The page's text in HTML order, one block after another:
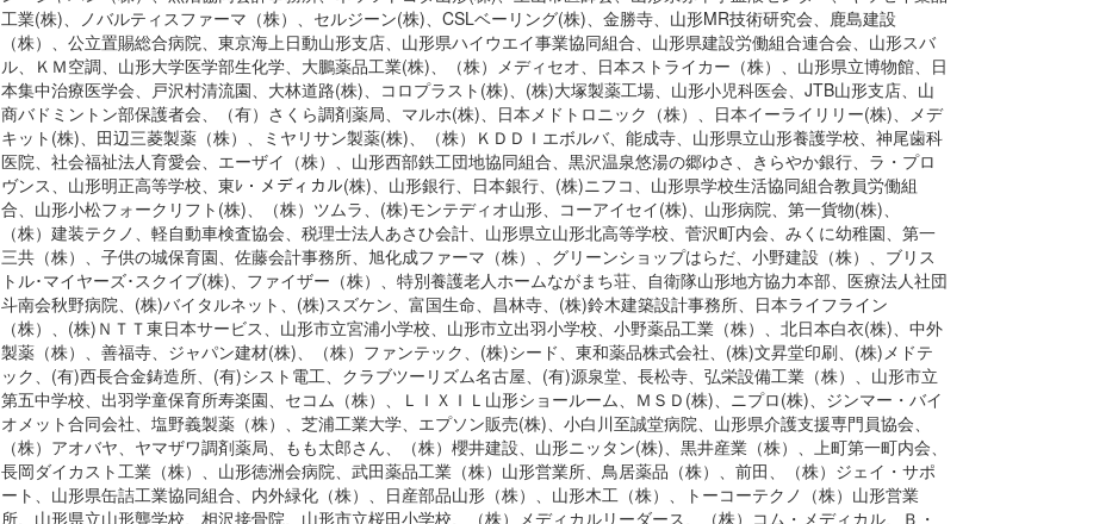
工業(株)、ノバルティスファーマ（株）、セルジーン(株)、CSLベーリング(株)、金勝寺、山形MR技術研究会、鹿島建設
（株）、公立置賜総合病院、東京海上日動山形支店、山形県ハイウエイ事業協同組合、山形県建設労働組合連合会、山形スバ
ル、ＫＭ空調、山形大学医学部生化学、大鵬薬品工業(株)、（株）メディセオ、日本ストライカー（株）、山形県立博物館、日
本集中治療医学会、戸沢村清流園、大林道路(株)、コロプラスト(株)、(株)大塚製薬工場、山形小児科医会、JTB山形支店、山
商バドミントン部保護者会、（有）さくら調剤薬局、マルホ(株)、日本メドトロニック（株）、日本イーライリリー(株)、メデ
キット(株)、田辺三菱製薬（株）、ミヤリサン製薬(株)、（株）ＫＤＤＩエボルバ、能成寺、山形県立山形養護学校、神尾歯科
医院、社会福祉法人育愛会、エーザイ（株）、山形西部鉄工団地協同組合、黒沢温泉悠湯の郷ゆさ、きらやか銀行、ラ・プロ
ヴンス、山形明正高等学校、東ﾚ・メディカル(株)、山形銀行、日本銀行、(株)ニフコ、山形県学校生活協同組合教員労働組
合、山形小松フォークリフト(株)、（株）ツムラ、(株)モンテディオ山形、コーアイセイ(株)、山形病院、第一貨物(株)、
（株）建装テクノ、軽自動車検査協会、税理士法人あさひ会計、山形県立山形北高等学校、菅沢町内会、みくに幼稚園、第一
三共（株）、子供の城保育園、佐藤会計事務所、旭化成ファーマ（株）、グリーンショップはらだ、小野建設（株）、ブリス
トル･マイヤーズ･スクイブ(株)、ファイザー（株）、特別養護老人ホームながまち荘、自衛隊山形地方協力本部、医療法人社団
斗南会秋野病院、(株)バイタルネット、(株)スズケン、富国生命、昌林寺、(株)鈴木建築設計事務所、日本ライフライン
（株）、(株)ＮＴＴ東日本サービス、山形市立宮浦小学校、山形市立出羽小学校、小野薬品工業（株）、北日本白衣(株)、中外
製薬（株）、善福寺、ジャパン建材(株)、（株）ファンテック、(株)シード、東和薬品株式会社、(株)文昇堂印刷、(株)メドテ
ック、(有)西長合金鋳造所、(有)シスト電工、クラブツーリズム名古屋、(有)源泉堂、長松寺、弘栄設備工業（株）、山形市立
第五中学校、出羽学童保育所寿楽園、セコム（株）、ＬＩＸＩＬ山形ショールーム、ＭＳＤ(株)、ニプロ(株)、ジンマー・バイ
オメット合同会社、塩野義製薬（株）、芝浦工業大学、エプソン販売(株)、小白川至誠堂病院、山形県介護支援専門員協会、
（株）アオバヤ、ヤマザワ調剤薬局、もも太郎さん、（株）櫻井建設、山形ニッタン(株)、黒井産業（株）、上町第一町内会、
長岡ダイカスト工業（株）、山形徳洲会病院、武田薬品工業（株）山形営業所、鳥居薬品（株）、前田、（株）ジェイ・サポ
ート、山形県缶詰工業協同組合、内外緑化（株）、日産部品山形（株）、山形木工（株）、トーコーテクノ（株）山形営業
所、山形県立山形聾学校、相沢接骨院、山形市立桜田小学校、（株）メディカルリーダース、（株）コム・メディカル、Ｂ・